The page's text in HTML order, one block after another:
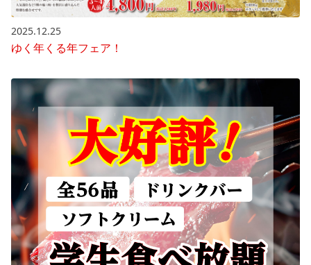
2025.12.25
ゆく年くる年フェア！